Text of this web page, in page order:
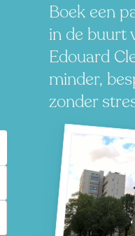
Boek een
in de buurt
Edouard
minder,
zonder